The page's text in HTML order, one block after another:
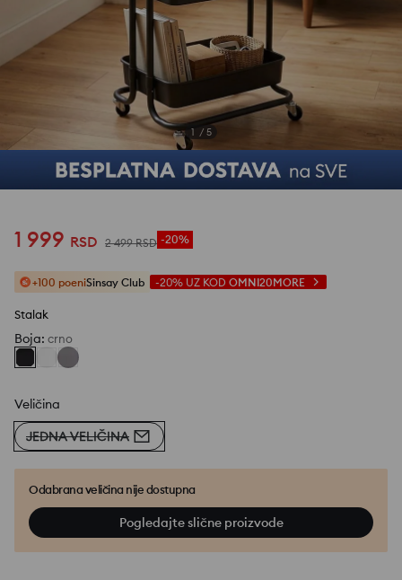
1 / 5
1 999 RSD 2 499 RSD -20%
+100 poeniSinsay Club -20% UZ KOD OMNI20MORE
Stalak
Boja: crno
Veličina
JEDNA VELIČINA
Odabrana veličina nije dostupna
Pogledajte slične proizvode